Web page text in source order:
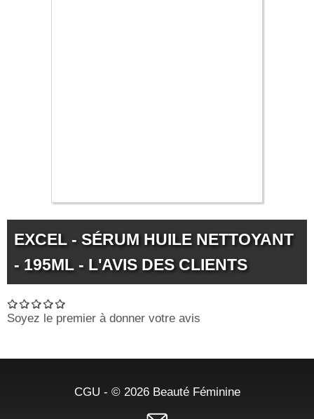
EXCEL - SÉRUM HUILE NETTOYANT
- 195ML - L'AVIS DES CLIENTS
Soyez le premier à donner votre avis
CGU - © 2026 Beauté Féminine